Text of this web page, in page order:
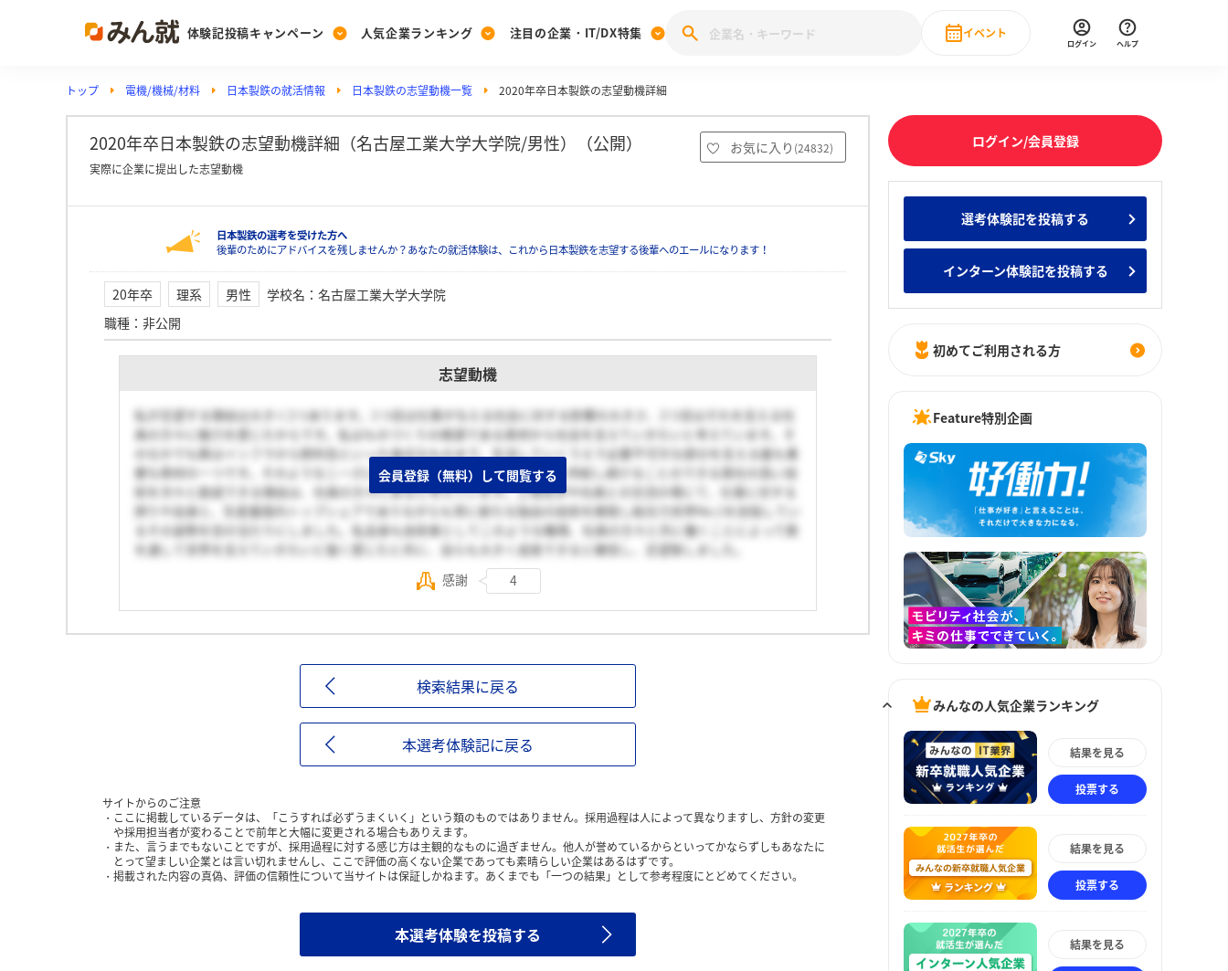
体験記投稿キャンペーン
Post
投稿する
[27卒] 本選考体験記投稿キャンペーン
人気企業ランキング
Ranking
ランキングを見る
みんなのDX企業就職ブランド調査
Vote
投票する
みんなの新卒就職人気企業ランキング みんなのインターン人気企業ランキ
注目の企業・IT/DX特集
PickUp
注目の企業特集
28卒 IT・DX現場社員インタビュー
イベント
直近のイベント一覧
ログイン ヘルプ
トップ 電機/機械/材料 日本製鉄の就活情報 日本製鉄の志望動機一覧 2020年卒日本製鉄の志望動機詳細
2020年卒日本製鉄の志望動機詳細（名古屋工業大学大学院/男性）（公開） お気に入り (24832)
実際に企業に提出した志望動機
日本製鉄の選考を受けた方へ
後輩のためにアドバイスを残しませんか？あなたの就活体験は、これから日本製鉄を志望する後輩へのエールになります！
20年卒 理系 男性 学校名 ： 名古屋工業大学大学院
職種 ： 非公開
志望動機
私が志望する理由は大きく2つあります。1つ目は仕事が与える社会に対する影響の大きさ、2つ目はそれを支える社
員の方々に魅力を感じたからです。私はものづくりの根源である素材から社会を支えていきたいと考えています。そ
のなかでも鉄はインフラから飲料缶といった身近なものまで、生活していくうえで必要不可欠な部分を支える最も重
要な素材の一つです。そのようなニーズに対応した多種多様な鉄を安定的に供給し続けることのできる貴社の高い技
術を次々と創成できる理由は、社員の方々にあると考えています。工場見学や社員との交流の場にて、仕事に対する
誇りや自身と、生産量国内トップシェアでありながらも常に新たな独自の技術を開発し総合力世界No.1を目指してい
るその姿勢を目の当たりにしました。私自身も技術者としてこのような職場、社員の方々と共に働くことによって鉄
を通して世界を支えていきたいと強く感じたと共に、自らも大きく成長できると確信し、志望致しました。
会員登録（無料）して閲覧する
感謝 4
検索結果に戻る
本選考体験記に戻る
サイトからのご注意
ここに掲載しているデータは、「こうすれば必ずうまくいく」という類のものではありません。採用過程は人によって異なりますし、方針の変更
や採用担当者が変わることで前年と大幅に変更される場合もありえます。
また、言うまでもないことですが、採用過程に対する感じ方は主観的なものに過ぎません。他人が誉めているからといってかならずしもあなたに
とって望ましい企業とは言い切れませんし、ここで評価の高くない企業であっても素晴らしい企業はあるはずです。
掲載された内容の真偽、評価の信頼性について当サイトは保証しかねます。あくまでも「一つの結果」として参考程度にとどめてください。
本選考体験を投稿する
ログイン/会員登録
選考体験記を投稿する
インターン体験記を投稿する
初めてご利用される方
Feature特別企画
みんなの人気企業ランキング
結果を見る
投票する
結果を見る
投票する
結果を見る